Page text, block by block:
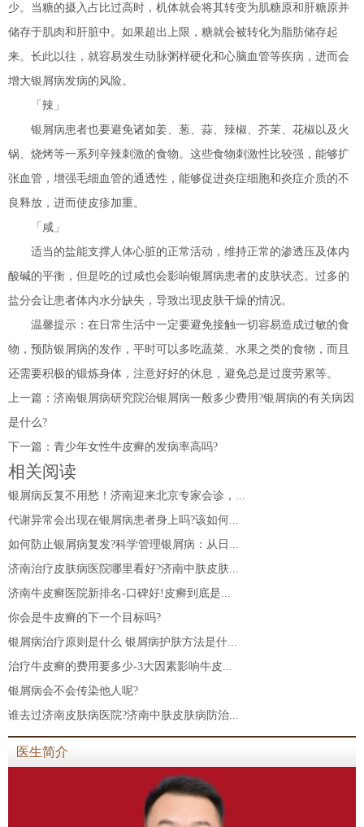
少。当糖的摄入占比过高时，机体就会将其转变为肌糖原和肝糖原并
储存于肌肉和肝脏中。如果超出上限，糖就会被转化为脂肪储存起
来。长此以往，就容易发生动脉粥样硬化和心脑血管等疾病，进而会
增大银屑病发病的风险。
「辣」
银屑病患者也要避免诸如姜、葱、蒜、辣椒、芥茉、花椒以及火
锅、烧烤等一系列辛辣刺激的食物。这些食物刺激性比较强，能够扩
张血管，增强毛细血管的通透性，能够促进炎症细胞和炎症介质的不
良释放，进而使皮疹加重。
「咸」
适当的盐能支撑人体心脏的正常活动，维持正常的渗透压及体内
酸碱的平衡，但是吃的过咸也会影响银屑病患者的皮肤状态。过多的
盐分会让患者体内水分缺失，导致出现皮肤干燥的情况。
温馨提示：在日常生活中一定要避免接触一切容易造成过敏的食
物，预防银屑病的发作，平时可以多吃蔬菜、水果之类的食物，而且
还需要积极的锻炼身体，注意好好的休息，避免总是过度劳累等。
上一篇： 济南银屑病研究院治银屑病一般多少费用?银屑病的有关病因
是什么?
下一篇： 青少年女性牛皮癣的发病率高吗?
相关阅读
银屑病反复不用愁！济南迎来北京专家会诊，...
代谢异常会出现在银屑病患者身上吗?该如何...
如何防止银屑病复发?科学管理银屑病：从日...
济南治疗皮肤病医院哪里看好?济南中肤皮肤...
济南牛皮癣医院新排名-口碑好!皮癣到底是...
你会是牛皮癣的下一个目标吗?
银屑病治疗原则是什么 银屑病护肤方法是什...
治疗牛皮癣的费用要多少-3大因素影响牛皮...
银屑病会不会传染他人呢?
谁去过济南皮肤病医院?济南中肤皮肤病防治...
医生简介